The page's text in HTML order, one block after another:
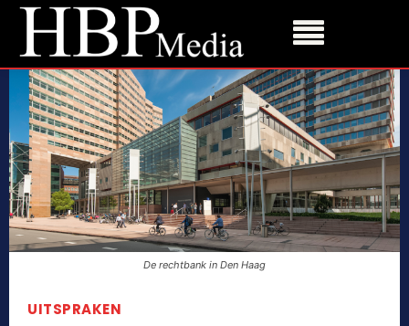
De rechtbank in Den Haag
UITSPRAKEN